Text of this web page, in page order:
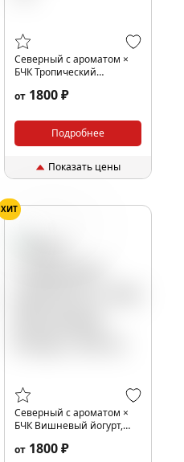
Северный с ароматом ×
БЧК Тропический
от 1800 ₽
Подробнее
Показать цены
ХИТ
Северный с ароматом ×
БЧК Вишневый йогурт,
от 1800 ₽